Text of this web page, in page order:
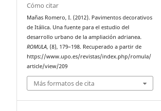
Cómo citar
Mañas Romero, I. (2012). Pavimentos decorativos
de Itálica. Una fuente para el estudio del
desarrollo urbano de la ampliación adrianea.
ROMULA, (8), 179–198. Recuperado a partir de
https://www.upo.es/revistas/index.php/romula/
article/view/209
Más formatos de cita